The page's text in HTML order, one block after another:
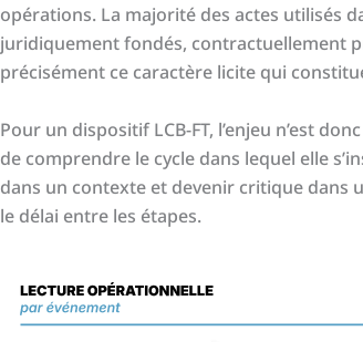
opérations. La majorité des actes utilisés
juridiquement fondés, contractuellement
précisément ce caractère licite qui
Pour un dispositif LCB-FT, l’enjeu n’est
de comprendre le cycle dans lequel elle
dans un contexte et devenir critique dans
le délai entre les étapes.